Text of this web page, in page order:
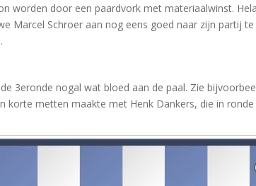
worden door een paardvork met materiaalwinst.
Marcel Schroer aan nog eens goed naar zijn partij
3eronde nogal wat bloed aan de paal. Zie
korte metten maakte met Henk Dankers, die in